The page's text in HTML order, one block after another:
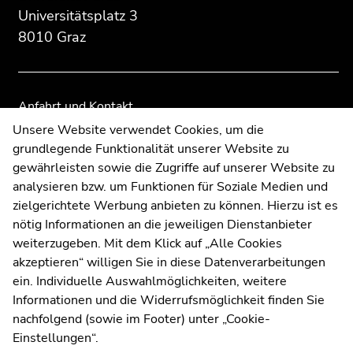
Universitätsplatz 3
8010 Graz
Anfahrt und Kontakt
Kommunikation und Öffentlichkeitsarbeit
Moodle
UNIGRAZonline
Impressum
Datenschutzerklärung
Cookie-Einstellungen
Barrierefreiheitserklärung
WetterstationUni Graz
Übersicht
Seitenbereiche
Übersicht
Seitenbereiche
Unsere Website verwendet Cookies, um die
grundlegende Funktionalität unserer Website zu
gewährleisten sowie die Zugriffe auf unserer Website zu
analysieren bzw. um Funktionen für Soziale Medien und
zielgerichtete Werbung anbieten zu können. Hierzu ist es
nötig Informationen an die jeweiligen Dienstanbieter
weiterzugeben. Mit dem Klick auf „Alle Cookies
akzeptieren“ willigen Sie in diese Datenverarbeitungen
ein. Individuelle Auswahlmöglichkeiten, weitere
Informationen und die Widerrufsmöglichkeit finden Sie
nachfolgend (sowie im Footer) unter „Cookie-
Einstellungen“.